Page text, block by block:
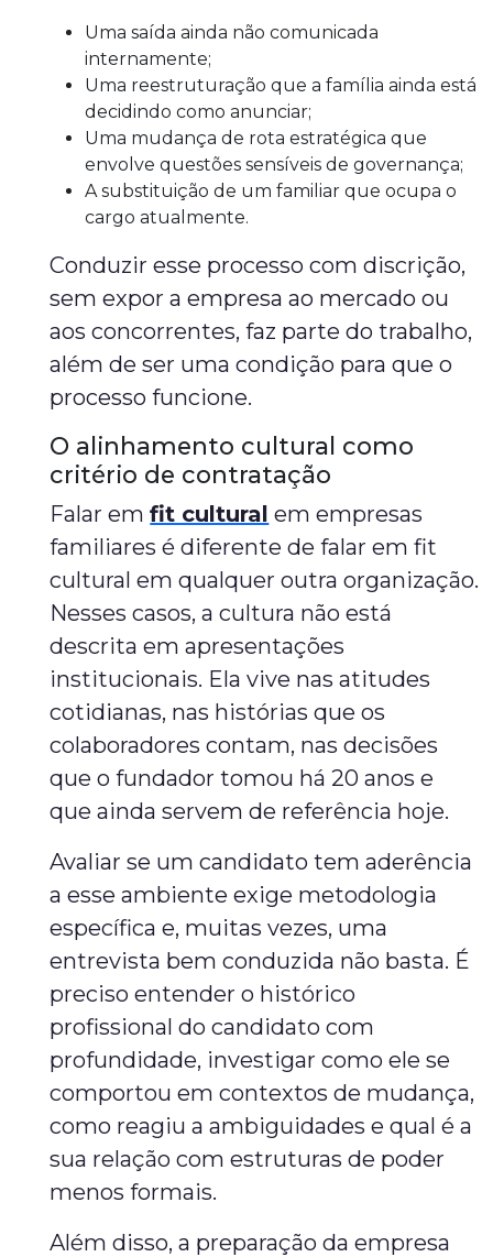
Uma saída ainda não comunicada
internamente;
Uma reestruturação que a família ainda está
decidindo como anunciar;
Uma mudança de rota estratégica que
envolve questões sensíveis de governança;
A substituição de um familiar que ocupa o
cargo atualmente.
Conduzir esse processo com discrição,
sem expor a empresa ao mercado ou
aos concorrentes, faz parte do trabalho,
além de ser uma condição para que o
processo funcione.
O alinhamento cultural como
critério de contratação
Falar emfit cultural em empresas
familiares é diferente de falar em fit
cultural em qualquer outra organização.
Nesses casos, a cultura não está
descrita em apresentações
institucionais. Ela vive nas atitudes
cotidianas, nas histórias que os
colaboradores contam, nas decisões
que o fundador tomou há 20 anos e
que ainda servem de referência hoje.
Avaliar se um candidato tem aderência
a esse ambiente exige metodologia
específica e, muitas vezes, uma
entrevista bem conduzida não basta. É
preciso entender o histórico
profissional do candidato com
profundidade, investigar como ele se
comportou em contextos de mudança,
como reagiu a ambiguidades e qual é a
sua relação com estruturas de poder
menos formais.
Além disso, a preparação da empresa